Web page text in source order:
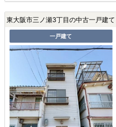
東大阪市三ノ瀬3丁目の中古一戸建て
一戸建て